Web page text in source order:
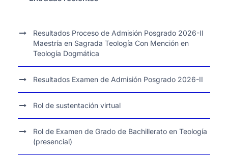
Resultados Proceso de Admisión Posgrado 2026-II
Maestría en Sagrada Teología Con Mención en
Teología Dogmática
Resultados Examen de Admisión Posgrado 2026-II
Rol de sustentación virtual
Rol de Examen de Grado de Bachillerato en Teología
(presencial)